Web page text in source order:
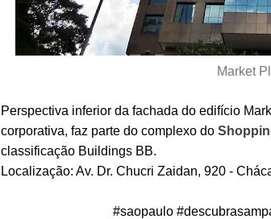
Market
Perspectiva inferior da fachada do edifício
corporativa, faz parte do complexo do
classificação Buildings BB.
Localização: Av. Dr. Chucri Zaidan, 920 -
#saopaulo